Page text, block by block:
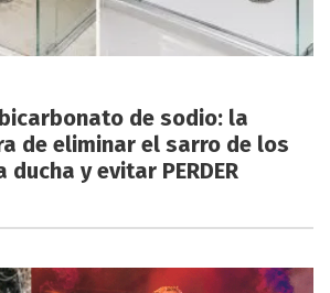
de sodio: la
de eliminar el sarro de los
y evitar PERDER